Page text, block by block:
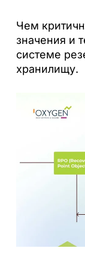
Чем
значения и
системе
хранилищу.